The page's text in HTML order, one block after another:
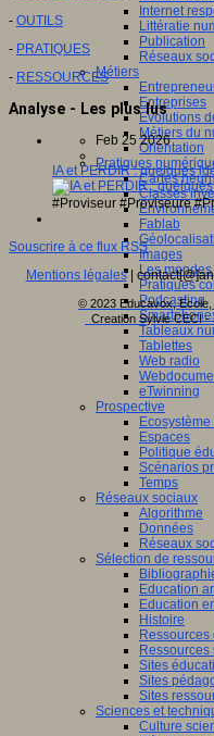
Internet
Littératie
Publication
Réseaux
Métiers
Entreprises
Evolutions
Métiers du
Orientation
Pratiques
Cartes
Classes
Fablab
Images
Les
Pratiques
Podcasting
Tableaux
Tablettes
Web radio
eTwinning
Prospective
Espaces
Politique
Scénarios
Temps
Réseaux sociaux
Algorithme
Données
Réseaux
Sélection de
Education
Education
Histoire
Ressources
Ressources
Sites
Sites
Sites
Sciences et
Culture
- OUTILS
- PRATIQUES
- RESSOURCES
Analyse - Les plus lus
Feb 25 2026
IA et PERDIR : quelques
#Proviseur #Proviseure
Souscrire à ce flux RSS
Mentions légales|
© 2023 Educavox,
Creation Sylvie CECI -